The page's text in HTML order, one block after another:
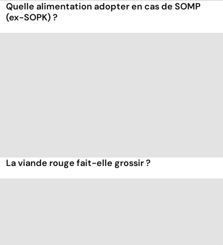
Quelle alimentation adopter en cas de SOMP
(ex-SOPK) ?
La viande rouge fait-elle grossir ?